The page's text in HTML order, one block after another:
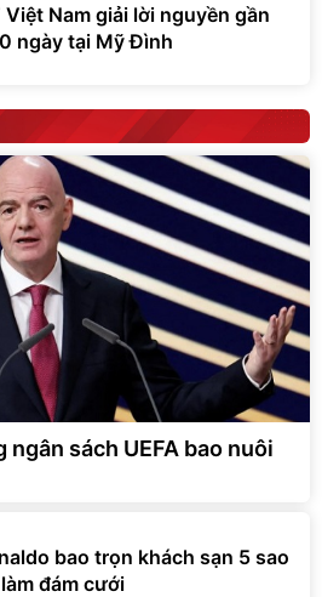
Nam giải lời nguyền gần
ngày tại Mỹ Đình
sách UEFA bao nuôi
bao trọn khách sạn 5 sao
đám cưới